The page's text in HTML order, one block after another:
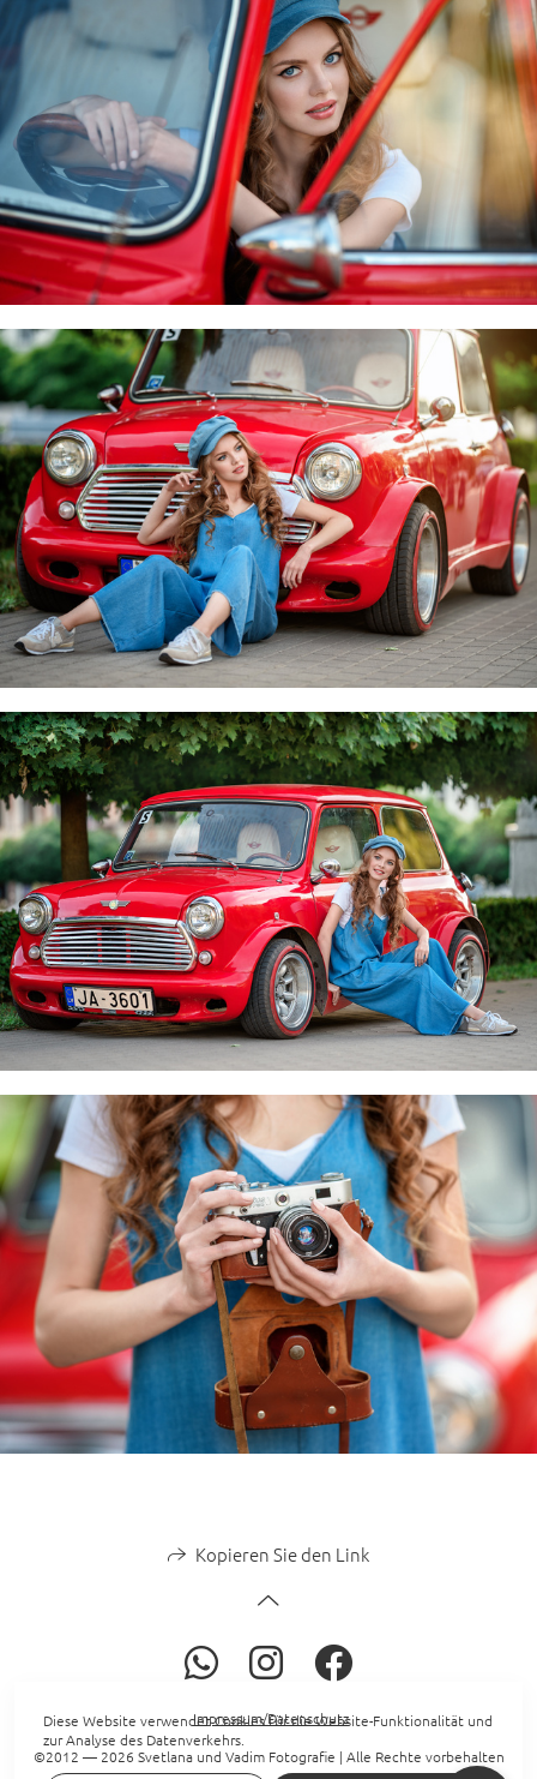
Kopieren Sie den Link
Impressum/Datenschutz
©2012 — 2026 Svetlana und Vadim Fotografie | Alle Rechte vorbehalten
Diese Website verwendet Cookies für die Website-Funktionalität und
zur Analyse des Datenverkehrs.